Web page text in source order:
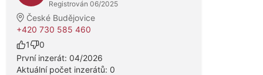
Registrován 06/2025
České Budějovice
+420 730 585 460
1
0
První inzerát: 04/2026
Aktuální počet inzerátů: 0